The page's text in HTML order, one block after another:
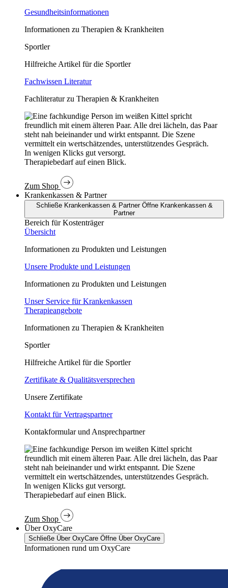
Gesundheitsinformationen
Informationen zu Therapien & Krankheiten
Sportler
Hilfreiche Artikel für die Sportler
Fachwissen Literatur
Fachliteratur zu Therapien & Krankheiten
In wenigen Klicks gut versorgt.
Therapiebedarf auf einen Blick.
Zum Shop
Krankenkassen & Partner
Schließe Krankenkassen & Partner Öffne Krankenkassen &
Partner
Bereich für Kostenträger
Übersicht
Informationen zu Produkten und Leistungen
Unsere Produkte und Leistungen
Informationen zu Produkten und Leistungen
Unser Service für Krankenkassen
Therapieangebote
Informationen zu Therapien & Krankheiten
Sportler
Hilfreiche Artikel für die Sportler
Zertifikate & Qualitätsversprechen
Unsere Zertifikate
Kontakt für Vertragspartner
Kontakformular und Ansprechpartner
In wenigen Klicks gut versorgt.
Therapiebedarf auf einen Blick.
Zum Shop
Über OxyCare
Schließe Über OxyCare Öffne Über OxyCare
Informationen rund um OxyCare